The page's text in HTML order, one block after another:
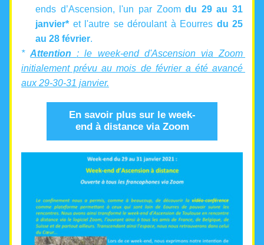
ends d’Ascension, l'un par Zoom du 29 au 31
janvier* et l'autre se déroulant à Eourres du 25
au 28 février.
* Attention : le week-end d'Ascension via Zoom
initialement prévu au mois de février a été avancé
aux 29-30-31 janvier.
En savoir plus sur le week-
end à distance via Zoom